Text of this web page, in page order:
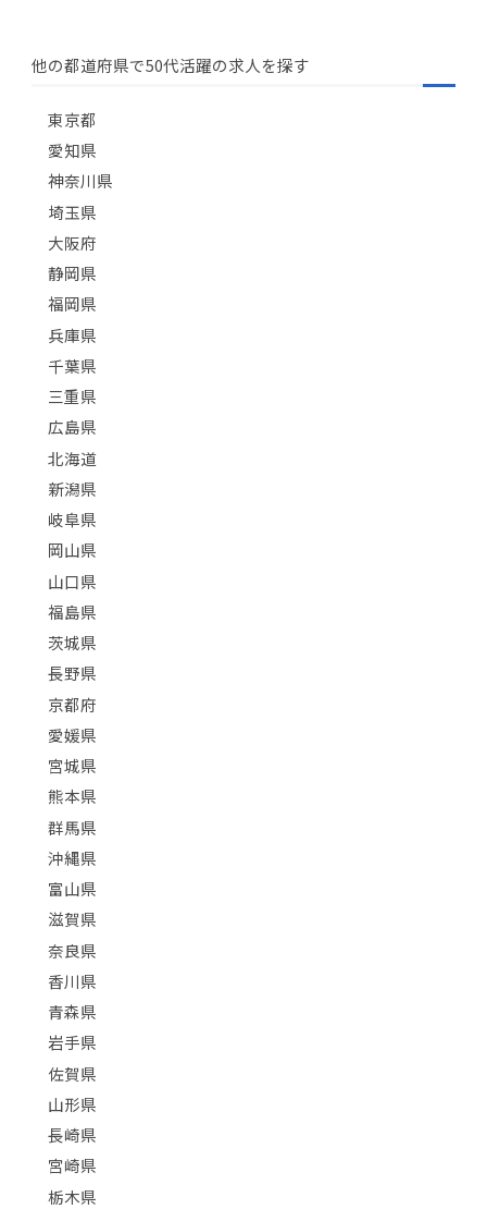
他の都道府県で50代活躍の求人を探す
東京都
愛知県
神奈川県
埼玉県
大阪府
静岡県
福岡県
兵庫県
千葉県
三重県
広島県
北海道
新潟県
岐阜県
岡山県
山口県
福島県
茨城県
長野県
京都府
愛媛県
宮城県
熊本県
群馬県
沖縄県
富山県
滋賀県
奈良県
香川県
青森県
岩手県
佐賀県
山形県
長崎県
宮崎県
栃木県